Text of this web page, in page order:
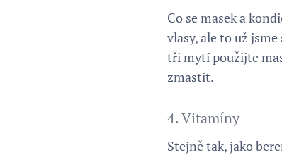
Co se masek a
vlasy, ale to už
tři mytí použijte
zmastit.
4. Vitamíny
Stejně tak, jako